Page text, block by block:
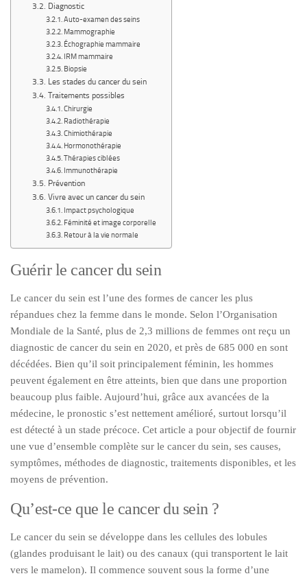
Diagnostic
Auto-examen des seins
Mammographie
Échographie mammaire
IRM mammaire
Biopsie
Les stades du cancer du sein
Traitements possibles
Chirurgie
Radiothérapie
Chimiothérapie
Hormonothérapie
Thérapies ciblées
Immunothérapie
Prévention
Vivre avec un cancer du sein
Impact psychologique
Féminité et image corporelle
Retour à la vie normale
Guérir le cancer du sein
Le cancer du sein est l’une des formes de cancer les plus
répandues chez la femme dans le monde. Selon l’Organisation
Mondiale de la Santé, plus de 2,3 millions de femmes ont reçu un
diagnostic de cancer du sein en 2020, et près de 685 000 en sont
décédées. Bien qu’il soit principalement féminin, les hommes
peuvent également en être atteints, bien que dans une proportion
beaucoup plus faible. Aujourd’hui, grâce aux avancées de la
médecine, le pronostic s’est nettement amélioré, surtout lorsqu’il
est détecté à un stade précoce. Cet article a pour objectif de fournir
une vue d’ensemble complète sur le cancer du sein, ses causes,
symptômes, méthodes de diagnostic, traitements disponibles, et les
moyens de prévention.
Qu’est-ce que le cancer du sein ?
Le cancer du sein se développe dans les cellules des lobules
(glandes produisant le lait) ou des canaux (qui transportent le lait
vers le mamelon). Il commence souvent sous la forme d’une